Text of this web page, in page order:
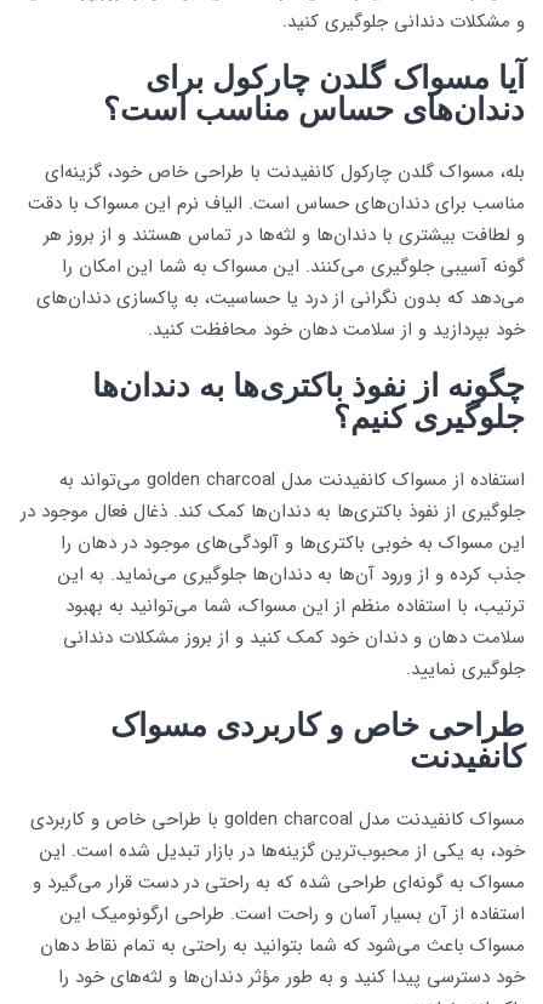
و مشکلات دندانی جلوگیری کنید.
آیا مسواک گلدن چارکول برای
دندان‌های حساس مناسب است؟
بله، مسواک گلدن چارکول کانفیدنت با طراحی خاص خود، گزینه‌ای
مناسب برای دندان‌های حساس است. الیاف نرم این مسواک با دقت
و لطافت بیشتری با دندان‌ها و لثه‌ها در تماس هستند و از بروز هر
گونه آسیبی جلوگیری می‌کنند. این مسواک به شما این امکان را
می‌دهد که بدون نگرانی از درد یا حساسیت، به پاکسازی دندان‌های
خود بپردازید و از سلامت دهان خود محافظت کنید.
چگونه از نفوذ باکتری‌ها به دندان‌ها
جلوگیری کنیم؟
استفاده از مسواک کانفیدنت مدل golden charcoal می‌تواند به
جلوگیری از نفوذ باکتری‌ها به دندان‌ها کمک کند. ذغال فعال موجود در
این مسواک به خوبی باکتری‌ها و آلودگی‌های موجود در دهان را
جذب کرده و از ورود آن‌ها به دندان‌ها جلوگیری می‌نماید. به این
ترتیب، با استفاده منظم از این مسواک، شما می‌توانید به بهبود
سلامت دهان و دندان خود کمک کنید و از بروز مشکلات دندانی
جلوگیری نمایید.
طراحی خاص و کاربردی مسواک
کانفیدنت
مسواک کانفیدنت مدل golden charcoal با طراحی خاص و کاربردی
خود، به یکی از محبوب‌ترین گزینه‌ها در بازار تبدیل شده است. این
مسواک به گونه‌ای طراحی شده که به راحتی در دست قرار می‌گیرد و
استفاده از آن بسیار آسان و راحت است. طراحی ارگونومیک این
مسواک باعث می‌شود که شما بتوانید به راحتی به تمام نقاط دهان
خود دسترسی پیدا کنید و به طور مؤثر دندان‌ها و لثه‌های خود را